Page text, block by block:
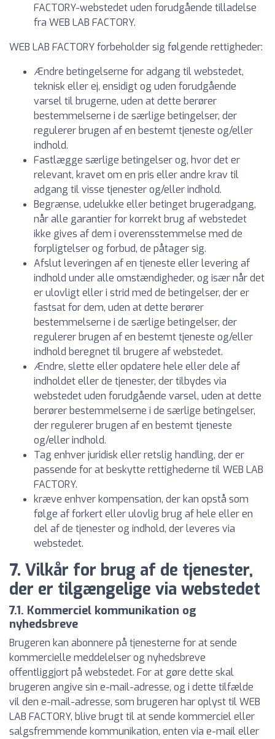
FACTORY-webstedet uden forudgående tilladelse
fra WEB LAB FACTORY.
WEB LAB FACTORY forbeholder sig følgende rettigheder:
Ændre betingelserne for adgang til webstedet,
teknisk eller ej, ensidigt og uden forudgående
varsel til brugerne, uden at dette berører
bestemmelserne i de særlige betingelser, der
regulerer brugen af en bestemt tjeneste og/eller
indhold.
Fastlægge særlige betingelser og, hvor det er
relevant, kravet om en pris eller andre krav til
adgang til visse tjenester og/eller indhold.
Begrænse, udelukke eller betinget brugeradgang,
når alle garantier for korrekt brug af webstedet
ikke gives af dem i overensstemmelse med de
forpligtelser og forbud, de påtager sig.
Afslut leveringen af en tjeneste eller levering af
indhold under alle omstændigheder, og især når det
er ulovligt eller i strid med de betingelser, der er
fastsat for dem, uden at dette berører
bestemmelserne i de særlige betingelser, der
regulerer brugen af en bestemt tjeneste og/eller
indhold beregnet til brugere af webstedet.
Ændre, slette eller opdatere hele eller dele af
indholdet eller de tjenester, der tilbydes via
webstedet uden forudgående varsel, uden at dette
berører bestemmelserne i de særlige betingelser,
der regulerer brugen af en bestemt tjeneste
og/eller indhold.
Tag enhver juridisk eller retslig handling, der er
passende for at beskytte rettighederne til WEB LAB
FACTORY.
kræve enhver kompensation, der kan opstå som
følge af forkert eller ulovlig brug af hele eller en
del af de tjenester og indhold, der leveres via
webstedet.
7. Vilkår for brug af de tjenester,
der er tilgængelige via webstedet
7.1. Kommerciel kommunikation og
nyhedsbreve
Brugeren kan abonnere på tjenesterne for at sende
kommercielle meddelelser og nyhedsbreve
offentliggjort på webstedet. For at gøre dette skal
brugeren angive sin e-mail-adresse, og i dette tilfælde
vil den e-mail-adresse, som brugeren har oplyst til WEB
LAB FACTORY, blive brugt til at sende kommerciel eller
salgsfremmende kommunikation, enten via e-mail eller